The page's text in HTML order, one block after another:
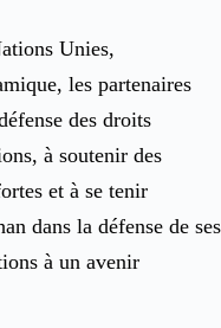
Unies,
les partenaires
des droits
à soutenir des
et à se tenir
dans la défense de ses
à un avenir